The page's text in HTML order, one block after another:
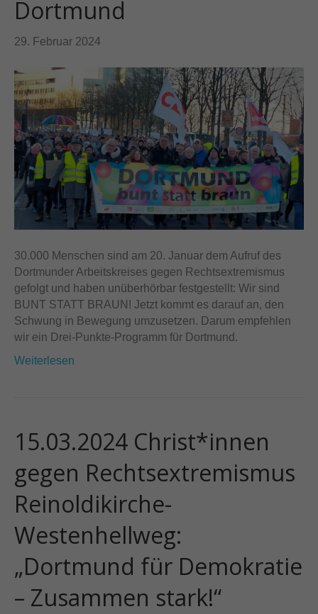
Dortmund
29. Februar 2024
30.000 Menschen sind am 20. Januar dem Aufruf des
Dortmunder Arbeitskreises gegen Rechtsextremismus
gefolgt und haben unüberhörbar festgestellt: Wir sind
BUNT STATT BRAUN! Jetzt kommt es darauf an, den
Schwung in Bewegung umzusetzen. Darum empfehlen
wir ein Drei-Punkte-Programm für Dortmund.
Weiterlesen
15.03.2024 Christ*innen
gegen Rechtsextremismus
Reinoldikirche-
Westenhellweg:
„Dortmund für Demokratie
– Zusammen stark!“